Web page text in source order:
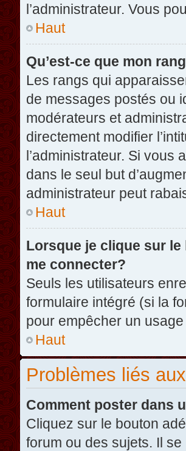
l’administrateur. Vous
Haut
Qu’est-ce que mon
Les rangs qui
de messages postés ou
modérateurs et
directement modifier
l’administrateur. Si vous
dans le seul but
administrateur peut
Haut
Lorsque je clique sur
me connecter?
Seuls les utilisateurs
formulaire intégré (si la
pour empêcher un
Haut
Problèmes liés
Comment poster dans
Cliquez sur le bouton
forum ou des sujets. Il